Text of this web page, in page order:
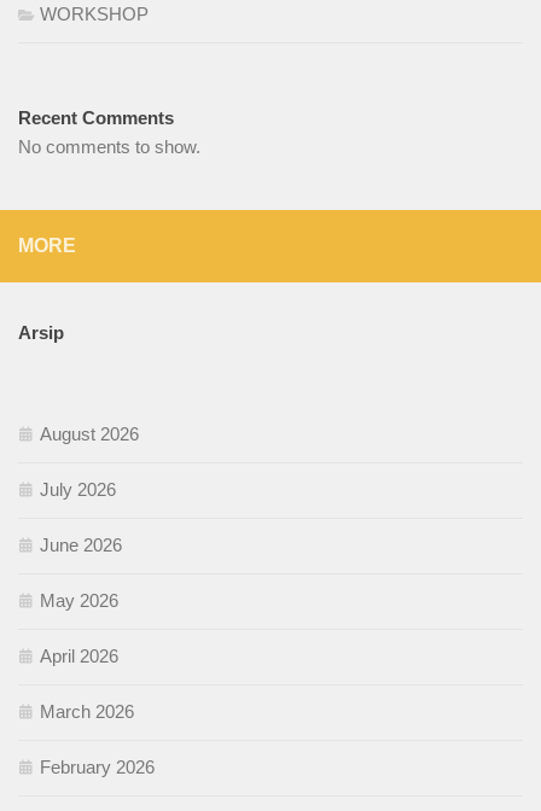
WORKSHOP
Recent Comments
No comments to show.
MORE
Arsip
August 2026
July 2026
June 2026
May 2026
April 2026
March 2026
February 2026